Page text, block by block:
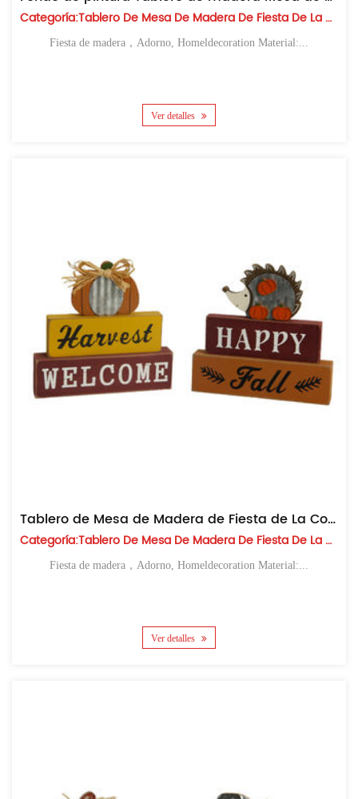
Categoría:Tablero De Mesa De Madera De Fiesta De La Cosecha
Fiesta de madera，Adorno, Homeldecoration Material:...
Ver detalles
Tablero de Mesa de Madera de Fiesta de La Cosecha
Categoría:Tablero De Mesa De Madera De Fiesta De La Cosecha
Fiesta de madera，Adorno, Homeldecoration Material:...
Ver detalles